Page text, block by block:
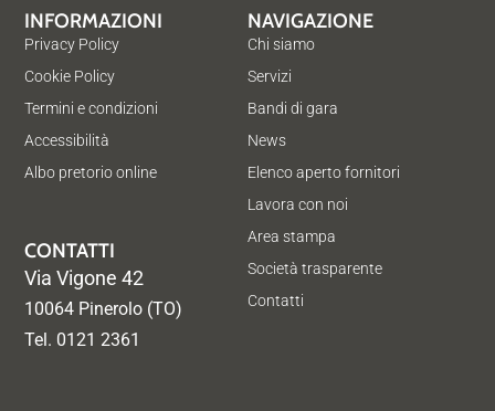
NAVIGAZIONE
Chi siamo
Servizi
Bandi di gara
News
Elenco aperto fornitori
Lavora con noi
Area stampa
Società trasparente
Contatti
INFORMAZIONI
Privacy Policy
Cookie Policy
Termini e condizioni
Accessibilità
Albo pretorio online
CONTATTI
Via Vigone 42
10064 Pinerolo (TO)
Tel. 0121 2361